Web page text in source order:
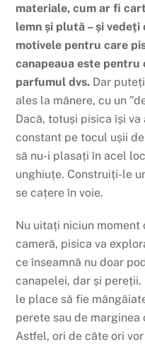
materiale, cum ar fi
lemn și plută – și
motivele pentru care
canapeaua este pentru
parfumul dvs. Dar
ales la mânere, cu un
Dacă, totuși pisica își
constant pe tocul ușii
să nu-i plasați în acel
unghiuțe. Construiți-le
se cațere în voie.
Nu uitați niciun
cameră, pisica va
ce înseamnă nu doar
canapelei, dar și
le place să fie
perete sau de
Astfel, ori de câte ori